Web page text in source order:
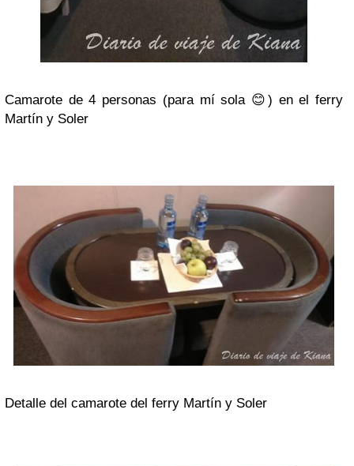
Camarote de 4 personas (para mí sola 😊) en el ferry
Martín y Soler
Detalle del camarote del ferry Martín y Soler